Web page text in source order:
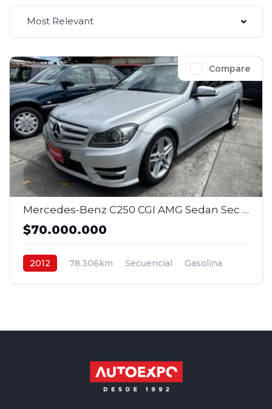
Most Relevant
Compare
Mercedes-Benz C250 CGI AMG Sedan Sec 1,8 2012
$70.000.000
2012 78.306km Secuencial
Gasolina